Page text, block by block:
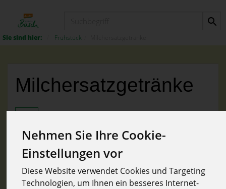
Nehmen Sie Ihre Cookie-
Einstellungen vor
Diese Website verwendet Cookies und Targeting
Technologien, um Ihnen ein besseres Internet-
Frühstück
Milchersatzgetränke
Hersteller Ernährung